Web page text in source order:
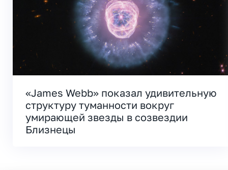
«James Webb» показал удивительную
структуру туманности вокруг
умирающей звезды в созвездии
Близнецы